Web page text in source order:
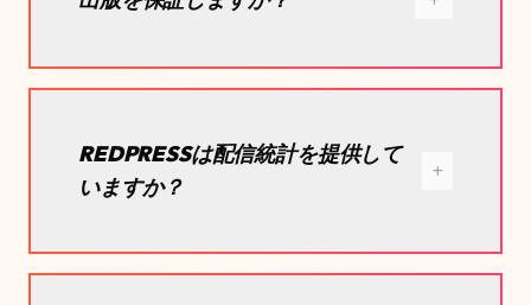
REDPRESSは配信統計を提供して
いますか？